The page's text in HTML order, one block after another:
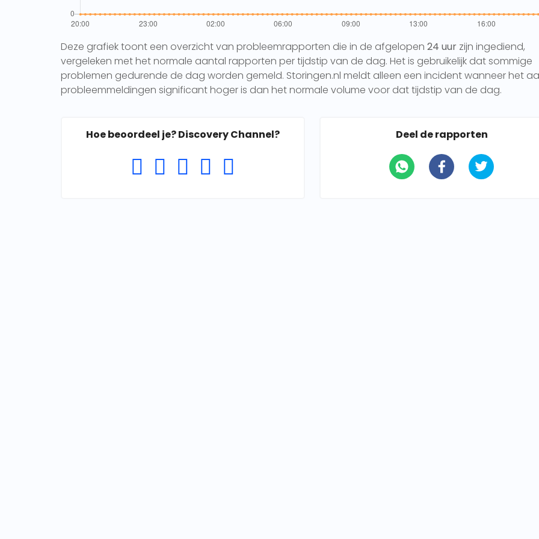
Deze grafiek toont een overzicht van probleemrapporten die in de afgelopen 24 uur zijn ingediend,
vergeleken met het normale aantal rapporten per tijdstip van de dag. Het is gebruikelijk dat sommige
problemen gedurende de dag worden gemeld. Storingen.nl meldt alleen een incident wanneer het
probleemmeldingen significant hoger is dan het normale volume voor dat tijdstip van de dag.
Hoe beoordeel je? Discovery Channel? Deel de rapporten